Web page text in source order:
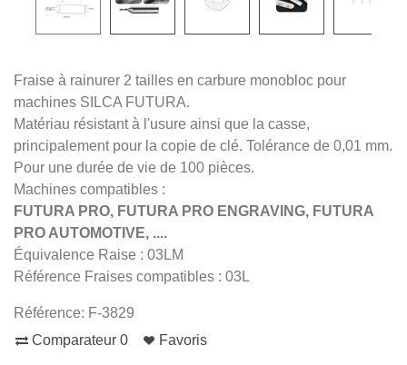
Fraise à rainurer 2 tailles en carbure monobloc pour
machines SILCA FUTURA.
Matériau résistant à l'usure ainsi que la casse,
principalement pour la copie de clé. Tolérance de 0,01 mm.
Pour une durée de vie de 100 pièces.
Machines compatibles :
FUTURA PRO, FUTURA PRO ENGRAVING, FUTURA
PRO AUTOMOTIVE, ....
Équivalence Raise : 03LM
Référence Fraises compatibles : 03L
Référence: F-3829
Comparateur 0 Favoris